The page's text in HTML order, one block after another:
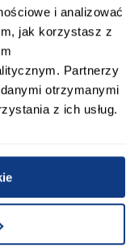
i analizować
jak korzystasz z
Partnerzy
otrzymanymi
z ich usług.
model doskonale
kuchniach.
baterii
codziennego
dzięki rezygnacji z